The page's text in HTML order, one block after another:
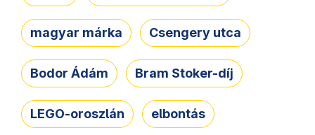
magyar márka Csengery utca
Bodor Ádám Bram Stoker-díj
LEGO-oroszlán elbontás